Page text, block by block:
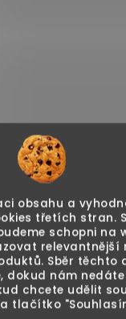
obsahu a
třetích stran.
schopni na
relevantnější
Sběr těchto
dokud nám
chcete udělit
tlačítko